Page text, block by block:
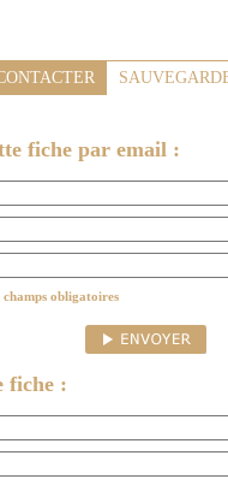
fiche par email :
obligatoires
fiche :